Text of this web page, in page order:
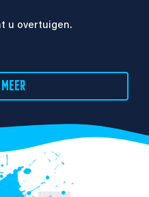
u overtuigen.